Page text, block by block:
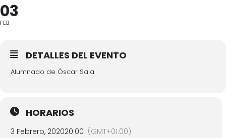
03
FEB
DETALLES DEL EVENTO
Alumnado de Óscar Sala.
HORARIOS
3 Febrero, 202020:00 (GMT+01:00)